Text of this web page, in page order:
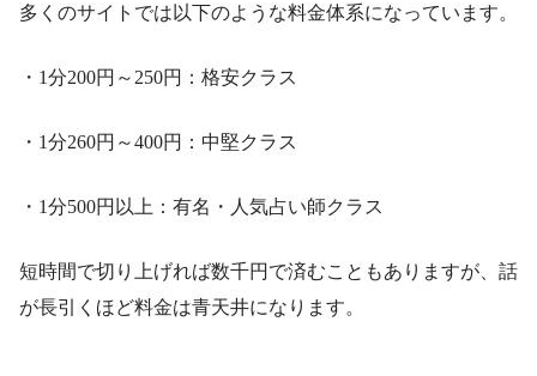
多くのサイトでは以下のような料金体系になっています。
・1分200円～250円：格安クラス
・1分260円～400円：中堅クラス
・1分500円以上：有名・人気占い師クラス
短時間で切り上げれば数千円で済むこともありますが、話
が長引くほど料金は青天井になります。